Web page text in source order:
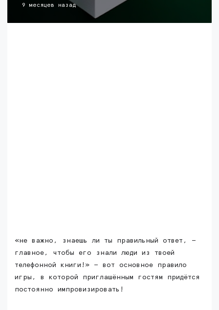
9 месяцев назад
«не важно, знаешь ли ты правильный ответ, —
главное, чтобы его знали люди из твоей
телефонной книги!» — вот основное правило
игры, в которой приглашённым гостям придётся
постоянно импровизировать!